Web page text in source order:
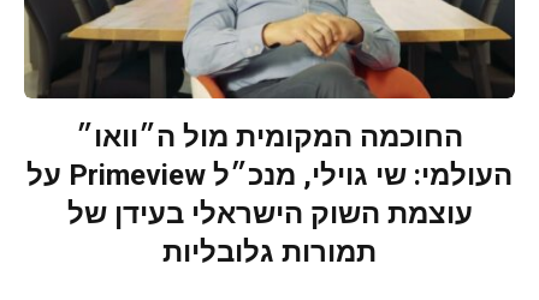
החוכמה המקומית מול ה״וואו״
העולמי: שי גוילי, מנכ״ל Primeview על
עוצמת השוק הישראלי בעידן של
תמורות גלובליות